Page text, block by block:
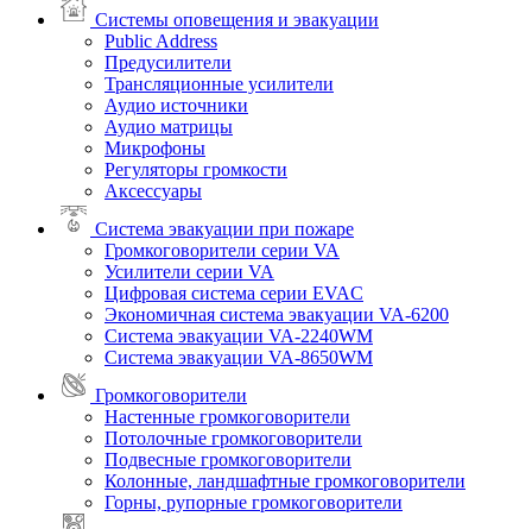
Системы оповещения и эвакуации
Public Address
Предусилители
Трансляционные усилители
Аудио источники
Аудио матрицы
Микрофоны
Регуляторы громкости
Аксессуары
Система эвакуации при пожаре
Громкоговорители серии VA
Усилители серии VA
Цифровая система серии EVAC
Экономичная система эвакуации VA-6200
Система эвакуации VA-2240WM
Система эвакуации VA-8650WM
Громкоговорители
Настенные громкоговорители
Потолочные громкоговорители
Подвесные громкоговорители
Колонные, ландшафтные громкоговорители
Горны, рупорные громкоговорители